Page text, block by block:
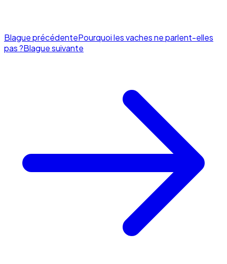
Blague précédentePourquoi les vaches ne parlent-elles
pas ?Blague suivante